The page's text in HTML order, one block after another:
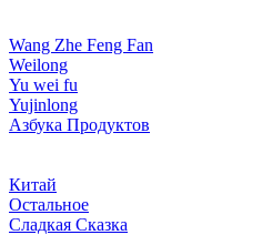
Wang Zhe Feng Fan
Weilong
Yu wei fu
Yujinlong
Азбука Продуктов
Китай
Остальное
Сладкая Сказка